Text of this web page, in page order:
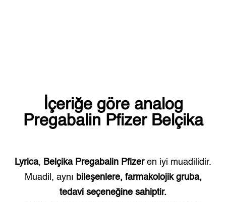
İçeriğe göre analog
Pregabalin Pfizer Belçika
Lyrica, Belçika Pregabalin Pfizeren iyi muadilidir.
Muadil, aynı bileşenlere, farmakolojik gruba,
tedavi seçeneğine sahiptir.